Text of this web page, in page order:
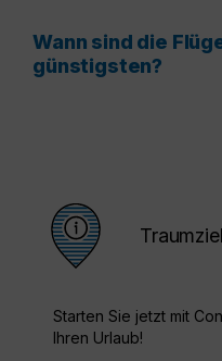
Wann sind die
günstigsten?
Starten Sie jetzt mit
Ihren Urlaub!